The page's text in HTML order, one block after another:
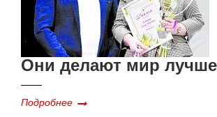
Они делают мир лучше
Подробнее